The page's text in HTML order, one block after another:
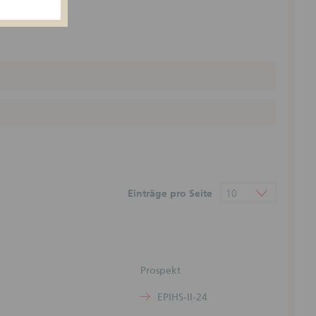
weder
sind
Einträge pro Seite 10
Prospekt
EPIHS-II-24